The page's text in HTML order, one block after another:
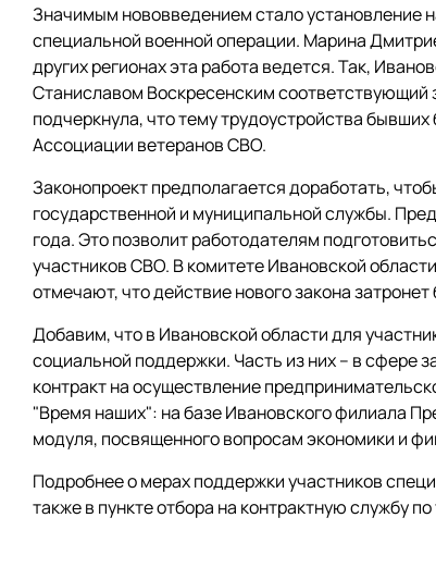
Значимым нововведением стало установление
специальной военной операции. Марина
других регионах эта работа ведется. Так,
Станиславом Воскресенским соответствующий
подчеркнула, что тему трудоустройства
Ассоциации ветеранов СВО.
Законопроект предполагается доработать,
государственной и муниципальной службы.
года. Это позволит работодателям
участников СВО. В комитете Ивановской
отмечают, что действие нового закона
Добавим, что в Ивановской области для
социальной поддержки. Часть из них – в сфере
контракт на осуществление
"Время наших": на базе Ивановского филиала
модуля, посвященного вопросам экономики и
Подробнее о мерах поддержки участников
также в пункте отбора на контрактную службу